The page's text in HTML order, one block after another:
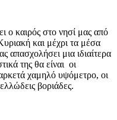
ο καιρός στο νησί μας από
και μέχρι τα μέσα
απασχολήσει μια ιδιαίτερα
της θα είναι οι
χαμηλό υψόμετρο, οι
βοριάδες.